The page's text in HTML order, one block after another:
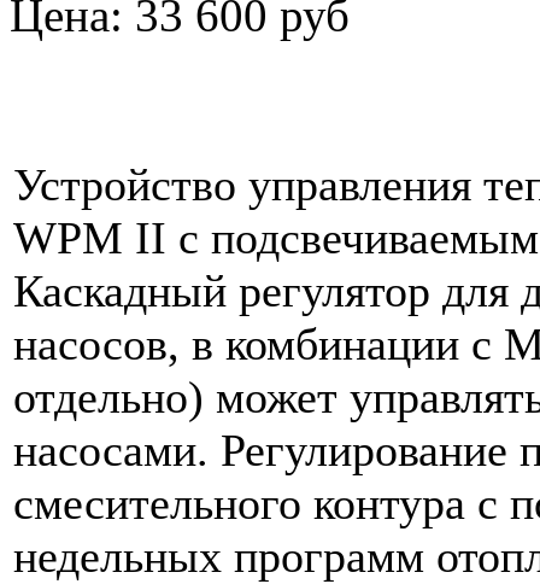
Цена: 33 600 руб
Устройство управления
WPM II с
Каскадный регулятор для
насосов, в комбинации с
отдельно) может
насосами. Регулирование
смесительного контура
недельных программ